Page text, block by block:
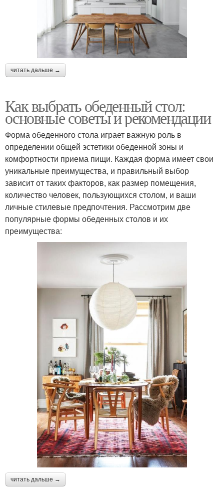
читать дальше →
Как выбрать обеденный стол:
основные советы и рекомендации
Форма обеденного стола играет важную роль в
определении общей эстетики обеденной зоны и
комфортности приема пищи. Каждая форма имеет свои
уникальные преимущества, и правильный выбор
зависит от таких факторов, как размер помещения,
количество человек, пользующихся столом, и ваши
личные стилевые предпочтения. Рассмотрим две
популярные формы обеденных столов и их
преимущества:
читать дальше →